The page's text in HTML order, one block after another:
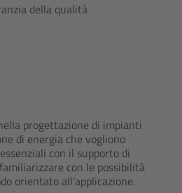
della qualità
progettazione di impianti
di energia che vogliono
con il supporto di
con le possibilità
orientato all’applicazione.